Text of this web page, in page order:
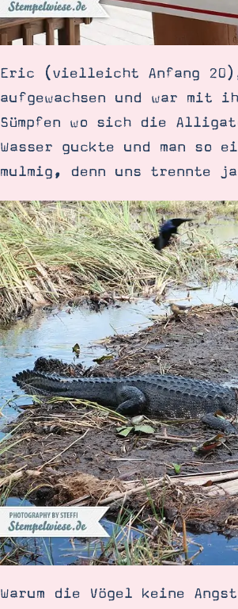
Eric (vielleicht Anfang
aufgewachsen und war mit
Sümpfen wo sich die
Wasser guckte und man so
mulmig, denn uns trennte
Warum die Vögel keine